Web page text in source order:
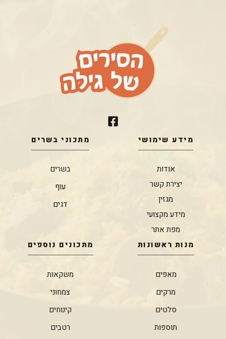
מידע שימושי
אודות
יצירת קשר
מגזין
מידע מקצועי
מפת אתר
מתכוני בשרים
בשרים
עוף
דגים
מנות ראשונות
מאפים
מרקים
סלטים
תוספות
מתכונים נוספים
משקאות
צמחוני
קינוחים
רטבים